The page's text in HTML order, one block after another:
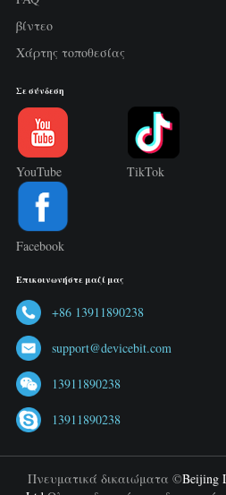
βίντεο
Χάρτης τοποθεσίας
Σε σύνδεση
YouTube TikTok
Facebook
Επικοινωνήστε μαζί μας
+86 13911890238
support@devicebit.com
13911890238
13911890238
Πνευματικά δικαιώματα ©Beijing